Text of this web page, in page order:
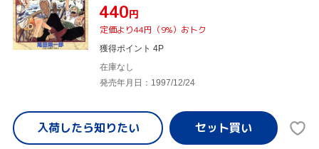
¥440円
定価より44円（9%）おトク
獲得ポイント 4P
在庫なし
発売年月日：1997/12/24
入荷したら知りたい